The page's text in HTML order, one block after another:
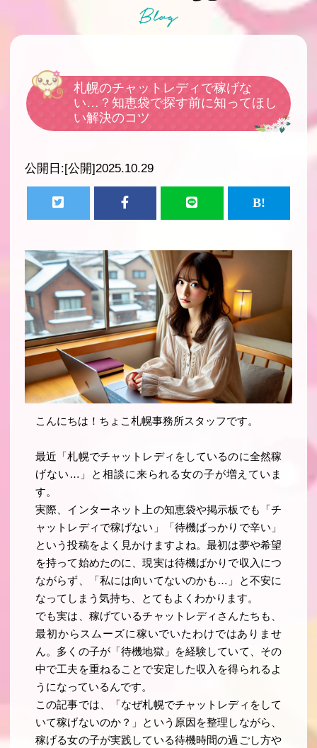
札幌のチャットレディで稼げな
い…？知恵袋で探す前に知ってほし
い解決のコツ
公開日:[公開]2025.10.29
こんにちは！ちょこ札幌事務所スタッフです。
最近「札幌でチャットレディをしているのに全然稼
げない…」と相談に来られる女の子が増えていま
す。
実際、インターネット上の知恵袋や掲示板でも「チ
ャットレディで稼げない」「待機ばっかりで辛い」
という投稿をよく見かけますよね。最初は夢や希望
を持って始めたのに、現実は待機ばかりで収入につ
ながらず、「私には向いてないのかも…」と不安に
なってしまう気持ち、とてもよくわかります。
でも実は、稼げているチャットレディさんたちも、
最初からスムーズに稼いでいたわけではありませ
ん。多くの子が「待機地獄」を経験していて、その
中で工夫を重ねることで安定した収入を得られるよ
うになっているんです。
この記事では、「なぜ札幌でチャットレディをして
いて稼げないのか？」という原因を整理しながら、
稼げる女の子が実践している待機時間の過ごし方や